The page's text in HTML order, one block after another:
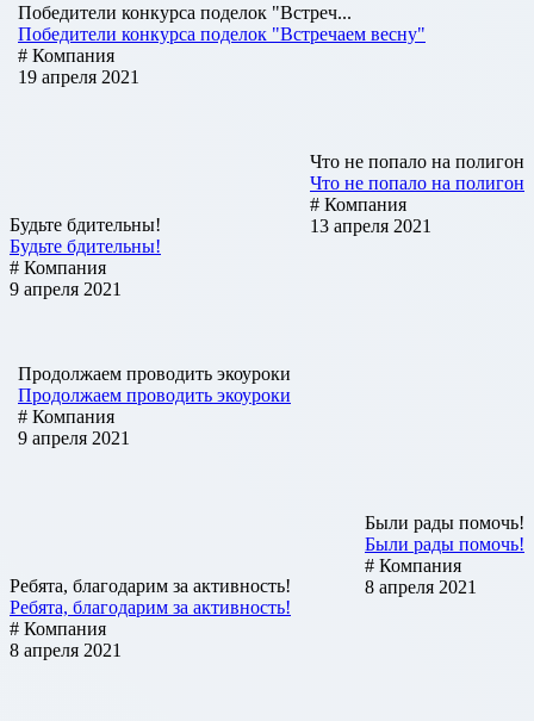
Победители конкурса поделок "Встреч...
Победители конкурса поделок "Встречаем весну"
# Компания
19 апреля 2021
Что не попало на полигон
Что не попало на полигон
# Компания
13 апреля 2021
Будьте бдительны!
Будьте бдительны!
# Компания
9 апреля 2021
Продолжаем проводить экоуроки
Продолжаем проводить экоуроки
# Компания
9 апреля 2021
Были рады помочь!
Были рады помочь!
# Компания
8 апреля 2021
Ребята, благодарим за активность!
Ребята, благодарим за активность!
# Компания
8 апреля 2021